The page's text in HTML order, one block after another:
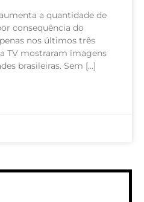
a quantidade de
consequência do
nos últimos três
TV mostraram imagens
brasileiras. Sem […]